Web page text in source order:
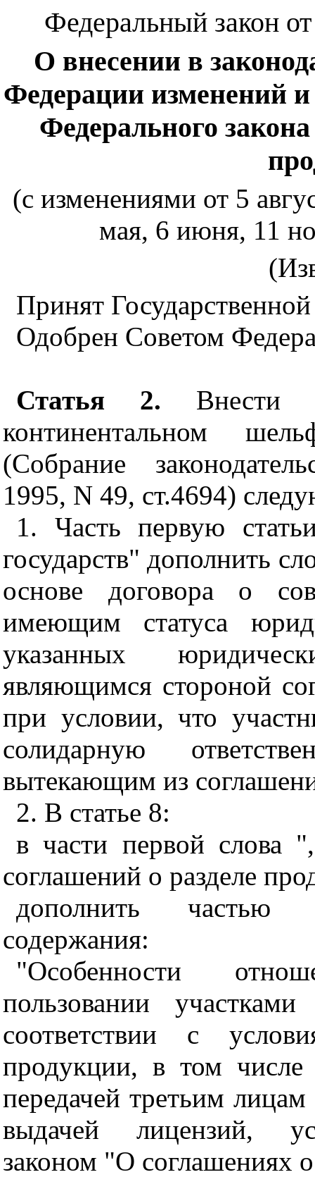
Федеральный закон
О внесении в
Федерации изменений
Федерального
(с изменениями от 5
мая, 6 июня, 11
Принят
Одобрен Советом
Статья 2. Внести
континентальном
(Собрание
1995, N 49, ст.4694)
1. Часть первую
государств" дополнить
основе договора о
имеющим статуса
указанных
являющимся стороной
при условии, что
солидарную
вытекающим из
2. В статье 8:
в части первой слова
соглашений о разделе
дополнить частью
содержания:
"Особенности
пользовании
соответствии с
продукции, в том числе
передачей третьим
выдачей лицензий,
законом "О соглашениях